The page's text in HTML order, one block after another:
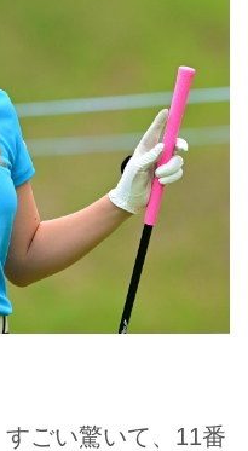
すごい驚いて、11番